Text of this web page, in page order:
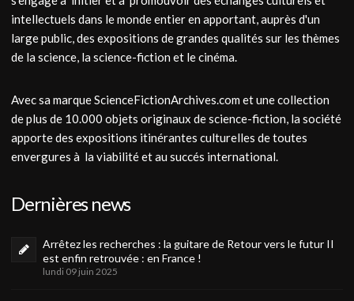
intellectuels dans le monde entier en apportant, auprès d'un
large public, des expositions de grandes qualités sur les thèmes
de la science, la science-fiction et le cinéma.
Avec sa marque ScienceFictionArchives.com et une collection
de plus de 10.000 objets originaux de science-fiction, la société
apporte des expositions itinérantes culturelles de toutes
envergures à la viabilité et au succés international.
Dernières news
Arrêtez les recherches : la guitare de Retour vers le futur II
est enfin retrouvée : en France !
lundi 09 juin 2025